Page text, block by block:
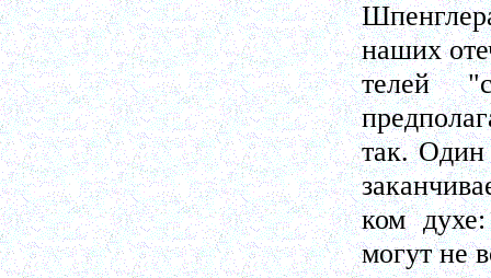
наших
телей
так. Один
ком
могут не